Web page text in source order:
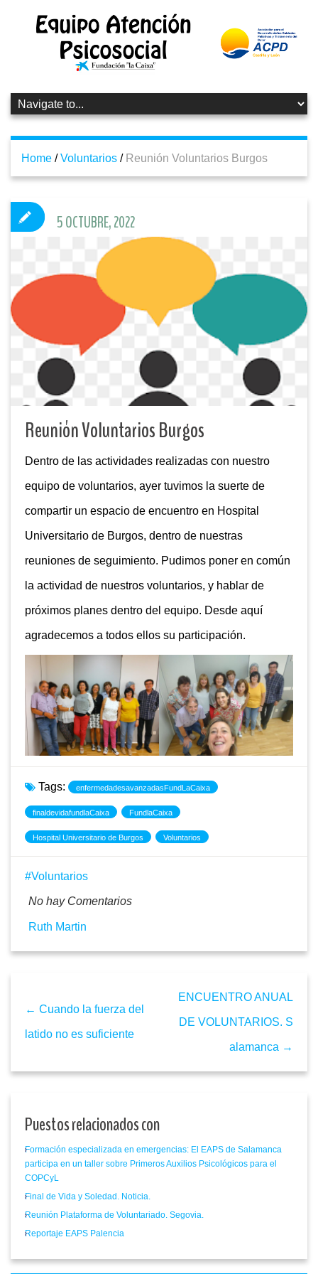
Home / Voluntarios / Reunión Voluntarios Burgos
Reunión Voluntarios Burgos
Dentro de las actividades realizadas con nuestro
equipo de voluntarios, ayer tuvimos la suerte de
compartir un espacio de encuentro en Hospital
Universitario de Burgos, dentro de nuestras
reuniones de seguimiento. Pudimos poner en común
la actividad de nuestros voluntarios, y hablar de
próximos planes dentro del equipo. Desde aquí
agradecemos a todos ellos su participación.
Tags: enfermedadesavanzadasFundLaCaixa
finaldevidafundlaCaixa FundlaCaixa
Hospital Universitario de Burgos Voluntarios
5 OCTUBRE, 2022
Voluntarios
No hay Comentarios
Ruth Martin
← Cuando la fuerza del
latido no es suficiente
ENCUENTRO ANUAL
DE VOLUNTARIOS. S
alamanca →
Puestos relacionados con
Formación especializada en emergencias: El EAPS de Salamanca
participa en un taller sobre Primeros Auxilios Psicológicos para el
COPCyL
Final de Vida y Soledad. Noticia.
Reunión Plataforma de Voluntariado. Segovia.
Reportaje EAPS Palencia